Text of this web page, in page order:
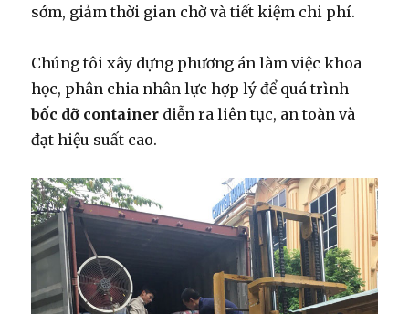
sớm, giảm thời gian chờ và tiết kiệm chi phí.
Chúng tôi xây dựng phương án làm việc khoa
học, phân chia nhân lực hợp lý để quá trình
bốc dỡ container diễn ra liên tục, an toàn và
đạt hiệu suất cao.